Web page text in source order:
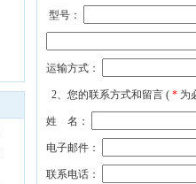
型号：
运输方式：
2、您的联系方式和留言 ( * 为
姓 名：
电子邮件：
联系电话：